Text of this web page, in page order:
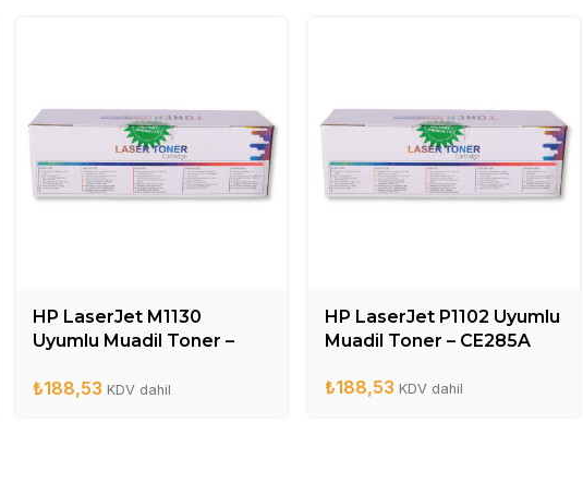
HP LaserJet M1130
Uyumlu Muadil Toner –
₺188,53 KDV dahil
HP LaserJet P1102 Uyumlu
Muadil Toner – CE285A
₺188,53 KDV dahil